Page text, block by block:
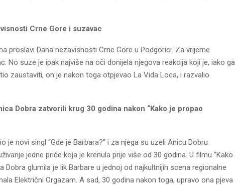
Crne Gore i suzavac
proslavi Dana nezavisnosti Crne Gore u Podgorici. Za vrijeme
No suze je ipak najviše na oči donijela njegova reakcija koji je, iako ga
zaustaviti, on je nakon toga otpjevao La Vida Loca, i razvalio
Dobra zatvorili krug 30 godina nakon “Kako je propao
je novi singl “Gde je Barbara?” i za njega su uzeli Anicu Dobru
jedne priče koja je krenula prije više od 30 godina. U filmu “Kako
Dobra glumila je lik Barbare u jednoj od najkultnijih scena regionalne
Električni Orgazam. A sad, 30 godina nakon toga, upravo ona pjeva